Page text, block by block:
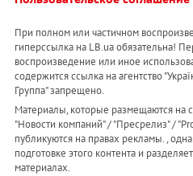
При полном или частичном
гиперссылка на LB.ua обязательна!
воспроизведение или иное
содержится ссылка на агентство
Группа" запрещено.
Материалы, которые размещаются на
"Новости компаний" / "Пресрелиз" /
публикуются на правах рекламы. ,
подготовке этого контента и
материалах.